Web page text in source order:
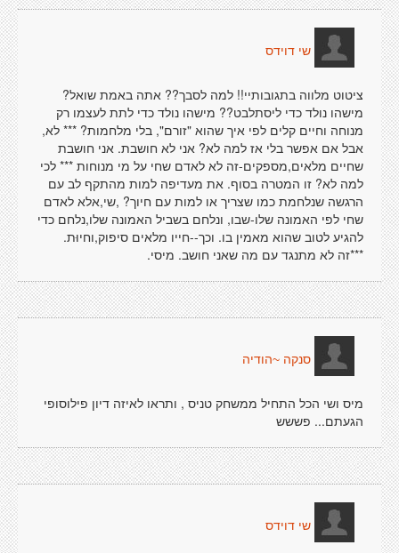
שי דוידס
ציטוט מלווה בתגובותיי!! למה לסבך?? אתה באמת שואל?
מישהו נולד כדי ליסתלבט?? מישהו נולד כדי לתת לעצמו רק
מנוחה וחיים קלים לפי איך שהוא "זורם", בלי מלחמות? *** לא,
אבל אם אפשר בלי אז למה לא? אני לא חושבת. אני חושבת
שחיים מלאים,מספקים-זה לא לאדם שחי על מי מנוחות *** לכי
למה לא? זו המטרה בסוף. את מעדיפה למות מהתקף לב עם
הרגשה שנלחמת כמו שצריך או למות עם חיוך? ,שי,אלא לאדם
שחי לפי האמונה שלו-שבו, ונלחם בשביל האמונה שלו,נלחם כדי
להגיע לטוב שהוא מאמין בו. וכך--חייו מלאים סיפוק,וחיוּת.
***זה לא מתנגד עם מה שאני חושב. מיסי.
סנקה ~הודיה
מיס ושי הכל התחיל ממשחק טניס , ותראו לאיזה דיון פילוסופי
הגעתם... פששש
שי דוידס